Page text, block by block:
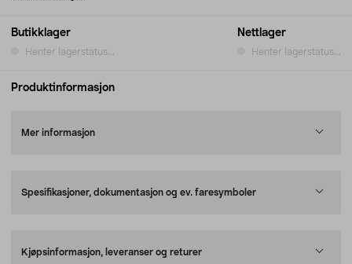
Butikklager
Henter lagerstatus...
Nettlager
Henter lagerstatus...
Produktinformasjon
Mer informasjon
Spesifikasjoner, dokumentasjon og ev. faresymboler
Kjøpsinformasjon, leveranser og returer